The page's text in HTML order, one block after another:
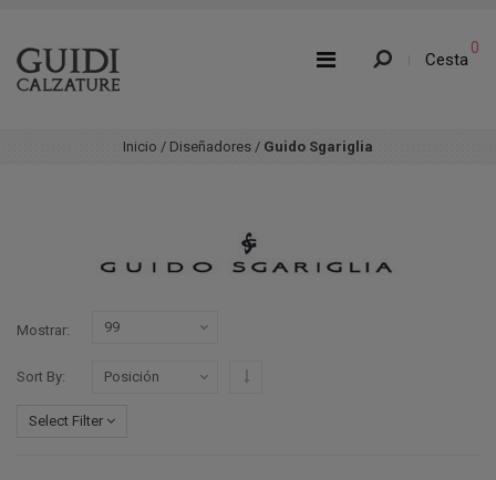
Cesta
0
Inicio / Diseñadores / Guido Sgariglia
Mostrar
Sort By
Select Filter